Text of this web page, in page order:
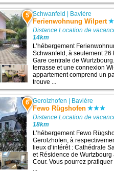
5 Schwanfeld Bavière
Ferienwohnung Wilpert
Distance Location de
14km
L’hébergement
Schwanfeld, à seulement 26
Gare centrale de
terrasse et une connexion
appartement comprend un
trouve ...
6 Gerolzhofen | Bavière
Fewo Rügshofen
Distance Location de
18km
L’hébergement Fewo
Gerolzhofen, à
lieux d’intérêt : Cathédrale
et Résidence de
Cour. Vous pourrez